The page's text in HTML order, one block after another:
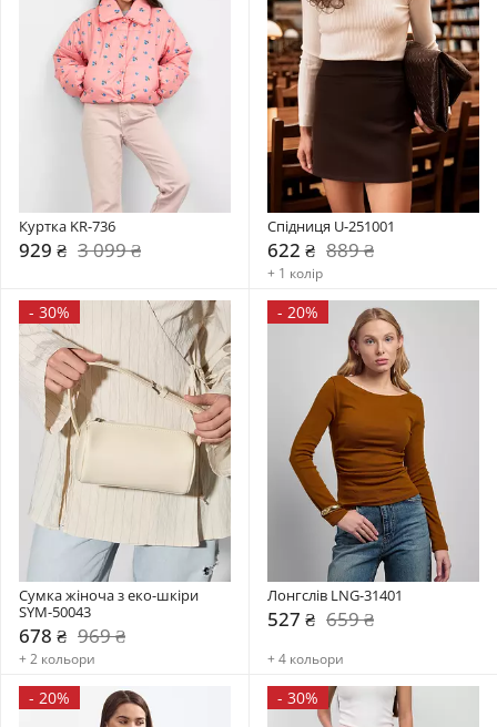
Куртка KR-736
929 ₴ 3 099 ₴
Спідниця U-251001
622 ₴ 889 ₴
+ 1 колір
- 30%
Сумка жіноча з еко-шкіри
SYM-50043
678 ₴ 969 ₴
+ 2 кольори
- 20%
Лонгслів LNG-31401
527 ₴ 659 ₴
+ 4 кольори
- 20% - 30%